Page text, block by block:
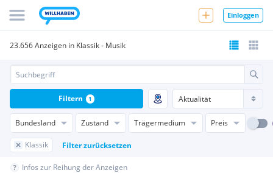
Einloggen
23.656 Anzeigen in Klassik - Musik
Bundesland Zustand Trägermedium Preis
Klassik Filter zurücksetzen
Filtern 1
Infos zur Reihung der Anzeigen